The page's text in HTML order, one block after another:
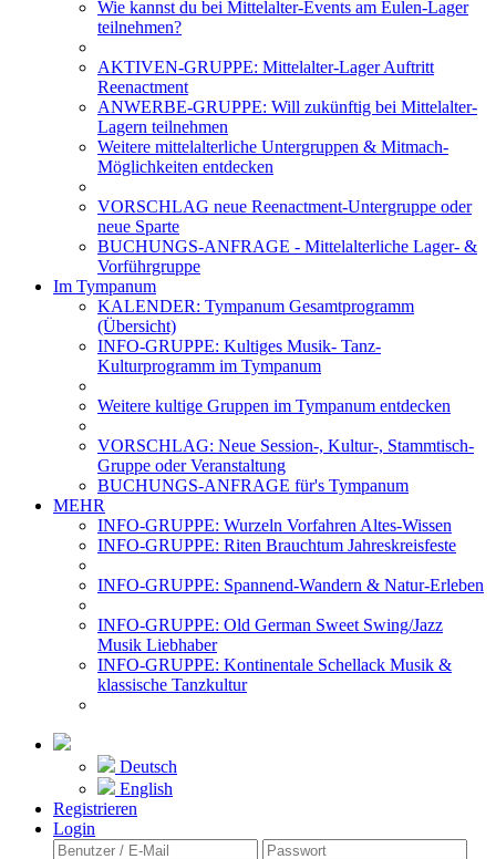
Wie kannst du bei Mittelalter-Events am Eulen-Lager
teilnehmen?
AKTIVEN-GRUPPE: Mittelalter-Lager Auftritt
Reenactment
ANWERBE-GRUPPE: Will zukünftig bei Mittelalter-
Lagern teilnehmen
Weitere mittelalterliche Untergruppen & Mitmach-
Möglichkeiten entdecken
VORSCHLAG neue Reenactment-Untergruppe oder
neue Sparte
BUCHUNGS-ANFRAGE - Mittelalterliche Lager- &
Vorführgruppe
Im Tympanum
KALENDER: Tympanum Gesamtprogramm
(Übersicht)
INFO-GRUPPE: Kultiges Musik- Tanz-
Kulturprogramm im Tympanum
Weitere kultige Gruppen im Tympanum entdecken
VORSCHLAG: Neue Session-, Kultur-, Stammtisch-
Gruppe oder Veranstaltung
BUCHUNGS-ANFRAGE für's Tympanum
MEHR
INFO-GRUPPE: Wurzeln Vorfahren Altes-Wissen
INFO-GRUPPE: Riten Brauchtum Jahreskreisfeste
INFO-GRUPPE: Spannend-Wandern & Natur-Erleben
INFO-GRUPPE: Old German Sweet Swing/Jazz
Musik Liebhaber
INFO-GRUPPE: Kontinentale Schellack Musik &
klassische Tanzkultur
Deutsch
English
Registrieren
Login